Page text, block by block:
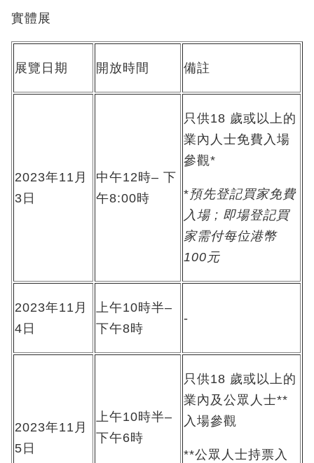
實體展
展覽日期 開放時間 備註
2023年11 月
3 日
中午12時– 下
午8:00時
只供18 歲或以上的
業內人士免費入場
參觀*
*預先登記買家免費
入場 ; 即場登記買
家需付每位港幣
100 元
2023年11 月
4日
上午10時半–
下午8時
-
2023年11 月
5日
上午10時半–
下午6時
只供18 歲或以上的
業內及公眾人士**
入場參觀
**公眾人士持票入